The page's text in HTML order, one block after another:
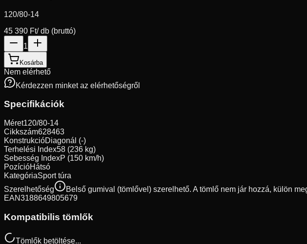
120/80-14
45 390 Ft/ db (bruttó)
1
Kosárba
Nem elérhető
Kérdezzen minket az elérhetőségről
Specifikációk
Méret120/80-14
Cikkszám628463
KonstrukcióDiagonál (-)
Terhelési Index58 (236 kg)
Sebesség IndexP (150 km/h)
PozícióHátsó
KategóriaSport túra
Szerelhetőség
Belső gumival (tömlővel) szerelhető. A tömlő nem jár hozzá, külön
EAN3188649805679
Kompatibilis tömlők
Tömlők betöltése...